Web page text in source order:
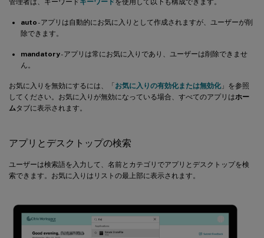
管理者は、キーワードキーワードを使用して以下も構成できます。
auto- アプリは自動的にお気に入りとして作成されますが、ユーザーが削
除できます。
mandatory- アプリは常にお気に入りであり、ユーザーは削除できませ
ん。
お気に入りを無効にするには、「 お気に入りの有効化または無効化」を参照
してください。お気に入りが無効になっている場合、すべてのアプリはホー
ムタブに表示されます。
アプリとデスクトップの検索
ユーザーは検索語を入力して、名前とカテゴリでアプリとデスクトップを検
索できます。お気に入りはリストの最上部に表示されます。